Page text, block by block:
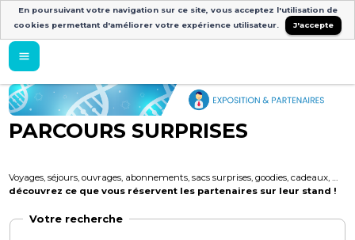
PARCOURS SURPRISES
Voyages, séjours, ouvrages, abonnements, sacs surprises, goodies, cadeaux, …
découvrez ce que vous réservent les partenaires sur leur stand !
Votre recherche
En poursuivant votre navigation sur ce site, vous acceptez l'utilisation de
cookies permettant d'améliorer votre expérience utilisateur.
J'accepte